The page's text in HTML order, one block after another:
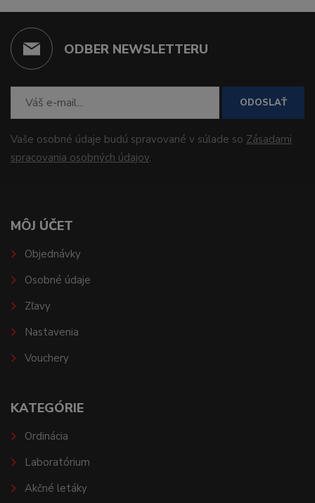
ODBER NEWSLETTERU
ODOSLAŤ
Vaše osobné údaje budú spravované v súlade so Zásadami
spracovania osobných údajov.
MÔJ ÚČET
Objednávky
Osobné údaje
Zľavy
Nastavenia
Vouchery
KATEGÓRIE
Ordinácia
Laboratórium
Akčné letáky